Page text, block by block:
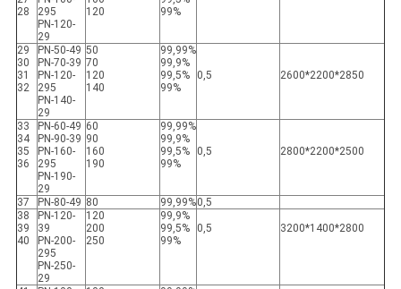
28
295
PN-120-
29
120
99%
29
30
31
32
PN-50-49
PN-70-39
PN-120-
295
PN-140-
29
50
70
120
140
99,99%
99,9%
99,5%
99%
0,5 2600*2200*2850
33
34
35
36
PN-60-49
PN-90-39
PN-160-
295
PN-190-
29
60
90
160
190
99,99%
99,9%
99,5%
99%
0,5 2800*2200*2500
37 PN-80-49 80 99,99%0,5
38
39
40
PN-120-
39
PN-200-
295
PN-250-
29
120
200
250
99,9%
99,5%
99%
0,5 3200*1400*2800